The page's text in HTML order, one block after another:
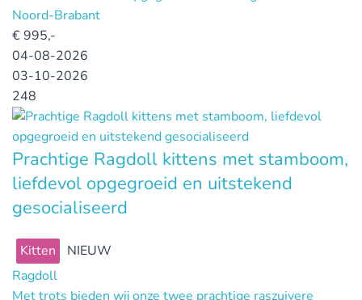
Noord-Brabant
€995,-
04-08-2026
03-10-2026
248
Prachtige Ragdoll kittens met stamboom,
liefdevol opgegroeid en uitstekend
gesocialiseerd
Kitten
NIEUW
Ragdoll
Met trots bieden wij onze twee prachtige raszuivere